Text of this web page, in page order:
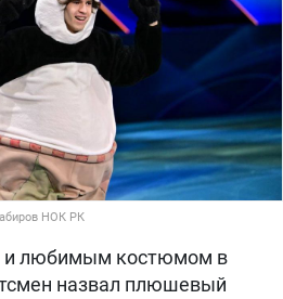
НОК РК
любимым костюмом в
назвал плюшевый